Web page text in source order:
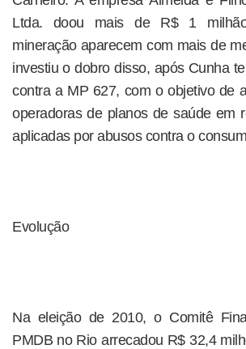
Ltda. doou mais de R$ 1
mineração aparecem com mais de
investiu o dobro disso, após Cunha
contra a MP 627, com o objetivo de
operadoras de planos de saúde em
aplicadas por abusos contra o
Evolução
Na eleição de 2010, o Comitê
PMDB no Rio arrecadou R$ 32,4